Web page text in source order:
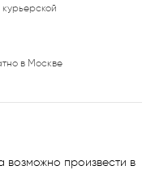
в Москве
произвести в